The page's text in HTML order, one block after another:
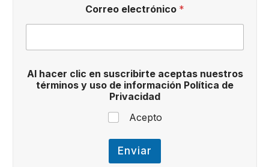
Correo electrónico *
u
s
c
i
r
Al hacer clic en suscribirte aceptas nuestros
términos y uso de información Política de
Privacidad
Acepto
Enviar